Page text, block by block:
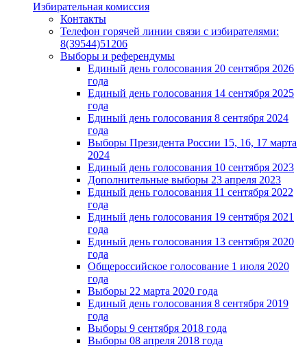
Избирательная комиссия
Контакты
Телефон горячей линии связи с избирателями:
8(39544)51206
Выборы и референдумы
Единый день голосования 20 сентября 2026
года
Единый день голосования 14 сентября 2025
года
Единый день голосования 8 сентября 2024
года
Выборы Президента России 15, 16, 17 марта
2024
Единый день голосования 10 сентября 2023
Дополнительные выборы 23 апреля 2023
Единый день голосования 11 сентября 2022
года
Единый день голосования 19 сентября 2021
года
Единый день голосования 13 сентября 2020
года
Общероссийское голосование 1 июля 2020
года
Выборы 22 марта 2020 года
Единый день голосования 8 сентября 2019
года
Выборы 9 сентября 2018 года
Выборы 08 апреля 2018 года